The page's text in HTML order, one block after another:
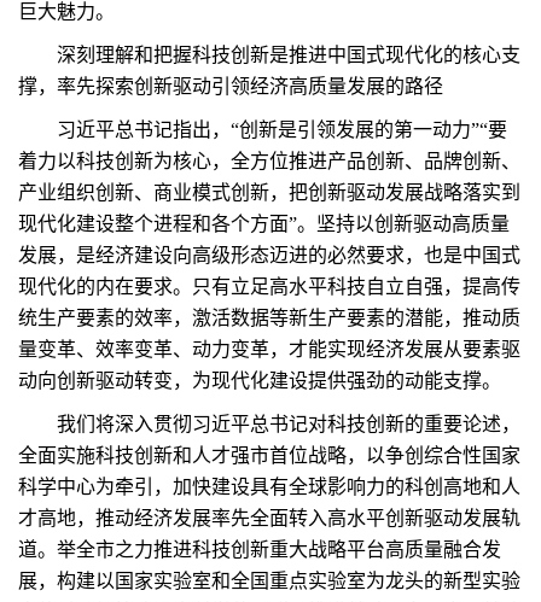
巨大魅力。
深刻理解和把握科技创新是推进中国式现代化的核心支
撑，率先探索创新驱动引领经济高质量发展的路径
习近平总书记指出，“创新是引领发展的第一动力”“要
着力以科技创新为核心，全方位推进产品创新、品牌创新、
产业组织创新、商业模式创新，把创新驱动发展战略落实到
现代化建设整个进程和各个方面”。坚持以创新驱动高质量
发展，是经济建设向高级形态迈进的必然要求，也是中国式
现代化的内在要求。只有立足高水平科技自立自强，提高传
统生产要素的效率，激活数据等新生产要素的潜能，推动质
量变革、效率变革、动力变革，才能实现经济发展从要素驱
动向创新驱动转变，为现代化建设提供强劲的动能支撑。
我们将深入贯彻习近平总书记对科技创新的重要论述，
全面实施科技创新和人才强市首位战略，以争创综合性国家
科学中心为牵引，加快建设具有全球影响力的科创高地和人
才高地，推动经济发展率先全面转入高水平创新驱动发展轨
道。举全市之力推进科技创新重大战略平台高质量融合发
展，构建以国家实验室和全国重点实验室为龙头的新型实验